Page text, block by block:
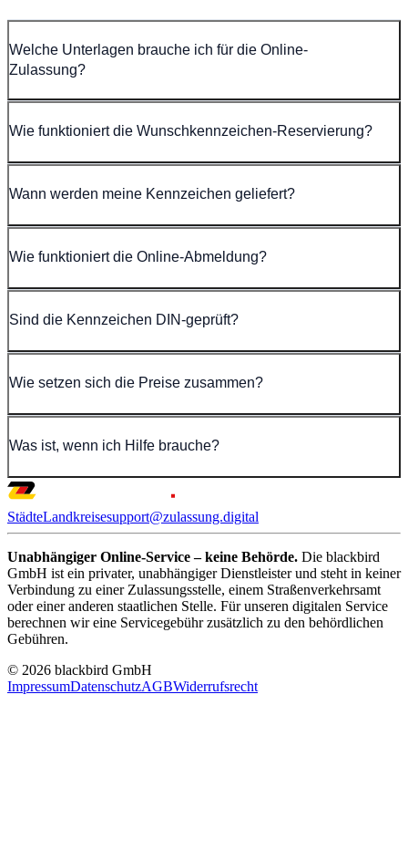
Welche Unterlagen brauche ich für die Online-
Zulassung?
Wie funktioniert die Wunschkennzeichen-Reservierung?
Wann werden meine Kennzeichen geliefert?
Wie funktioniert die Online-Abmeldung?
Sind die Kennzeichen DIN-geprüft?
Wie setzen sich die Preise zusammen?
Was ist, wenn ich Hilfe brauche?
StädteLandkreisesupport@zulassung.digital
Unabhängiger Online-Service – keine Behörde. Die blackbird
GmbH ist ein privater, unabhängiger Dienstleister und steht in keiner
Verbindung zu einer Zulassungsstelle, einem Straßenverkehrsamt
oder einer anderen staatlichen Stelle. Für unseren digitalen Service
berechnen wir eine Servicegebühr zusätzlich zu den behördlichen
Gebühren.
© 2026 blackbird GmbH
ImpressumDatenschutzAGBWiderrufsrecht